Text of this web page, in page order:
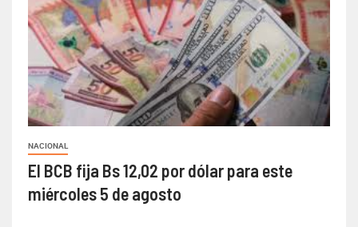
NACIONAL
El BCB fija Bs 12,02 por dólar para este
miércoles 5 de agosto